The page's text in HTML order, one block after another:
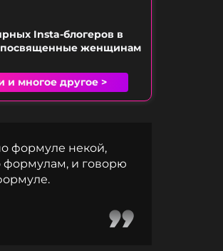
Insta-блогеров в
посвященные женщинам
и многое другое >
формуле некой,
и говорю